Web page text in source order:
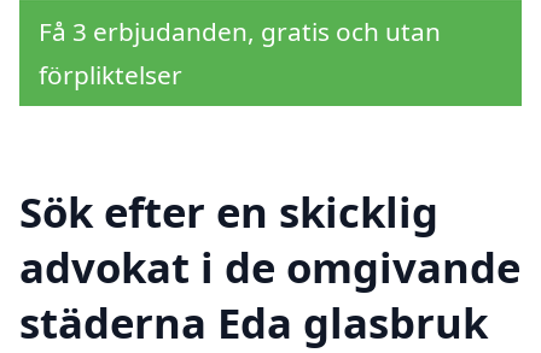
Få 3 erbjudanden, gratis och utan
förpliktelser
Sök efter en skicklig
advokat i de omgivande
städerna Eda glasbruk